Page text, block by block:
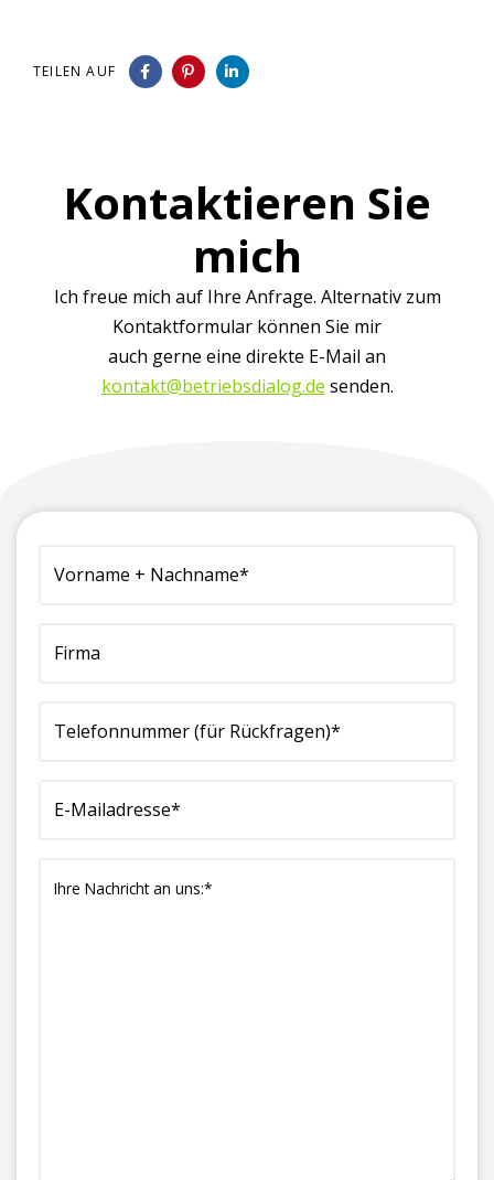
TEILEN AUF
Kontaktieren Sie
mich
Ich freue mich auf Ihre Anfrage. Alternativ zum
Kontaktformular können Sie mir
auch gerne eine direkte E-Mail an
kontakt@betriebsdialog.de senden.
Vorname
Nachname*
Firma
Telefonnummer
Rückfragen)*
E-
(erforderlich)
Ihre
(erforderlich)
(erforderlich)